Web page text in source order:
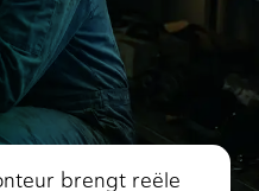
brengt reële